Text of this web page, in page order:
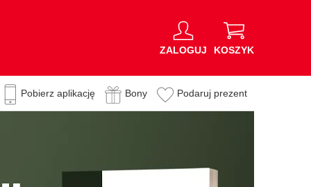
ZALOGUJ KOSZYK
Pobierz aplikację Bony Podaruj prezent